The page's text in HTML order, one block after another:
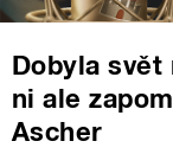
Dobyla svět
ni ale
Ascher